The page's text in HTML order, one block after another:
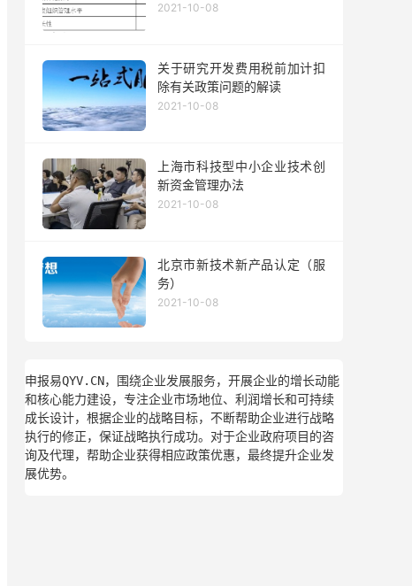
2021-10-08
关于研究开发费用税前加计扣
除有关政策问题的解读
2021-10-08
上海市科技型中小企业技术创
新资金管理办法
2021-10-08
北京市新技术新产品认定（服
务）
2021-10-08
申报易QYV.CN，围绕企业发展服务，开展企业的增长动能
和核心能力建设，专注企业市场地位、利润增长和可持续
成长设计，根据企业的战略目标，不断帮助企业进行战略
执行的修正，保证战略执行成功。对于企业政府项目的咨
询及代理，帮助企业获得相应政策优惠，最终提升企业发
展优势。